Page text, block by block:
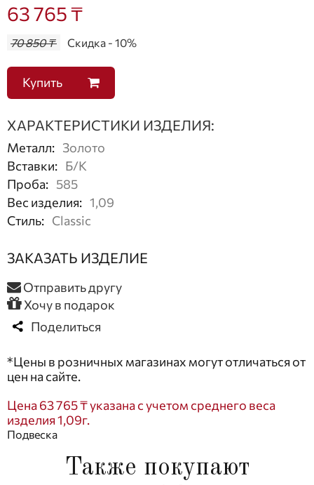
63 765 ₸
70 850 ₸ Скидка - 10%
Купить
ХАРАКТЕРИСТИКИ ИЗДЕЛИЯ:
Металл: Золото
Вставки: Б/К
Проба: 585
Вес изделия: 1,09
Стиль: Classic
ЗАКАЗАТЬ ИЗДЕЛИЕ
Отправить другу
Хочу в подарок
Поделиться
*Цены в розничных магазинах могут отличаться от
цен на сайте.
Цена 63 765 ₸ указана с учетом среднего веса
изделия 1,09г.
Подвеска
Также покупают